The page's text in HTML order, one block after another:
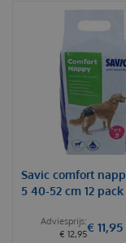
Savic comfort
5 40-52 cm 12 pack
€ 12,95€ 11,95